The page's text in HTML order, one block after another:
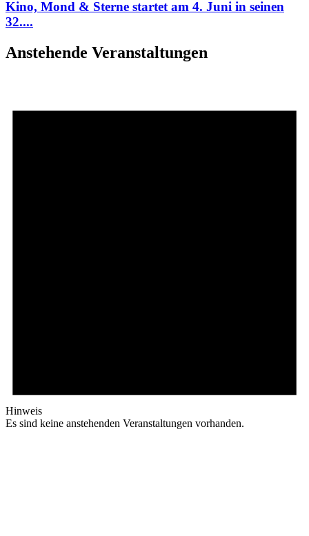
Kino, Mond & Sterne startet am 4. Juni in seinen
32....
Anstehende Veranstaltungen
Hinweis
Es sind keine anstehenden Veranstaltungen vorhanden.